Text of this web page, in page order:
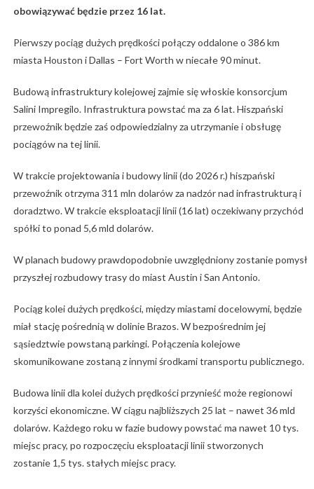
obowiązywać będzie przez 16 lat.
Pierwszy pociąg dużych prędkości połączy oddalone o 386 km
miasta Houston i Dallas – Fort Worth w niecałe 90 minut.
Budową infrastruktury kolejowej zajmie się włoskie konsorcjum
Salini Impregilo. Infrastruktura powstać ma za 6 lat. Hiszpański
przewoźnik będzie zaś odpowiedzialny za utrzymanie i obsługę
pociągów na tej linii.
W trakcie projektowania i budowy linii (do 2026 r.) hiszpański
przewoźnik otrzyma 311 mln dolarów za nadzór nad infrastrukturą i
doradztwo. W trakcie eksploatacji linii (16 lat) oczekiwany przychód
spółki to ponad 5,6 mld dolarów.
W planach budowy prawdopodobnie uwzględniony zostanie pomysł
przyszłej rozbudowy trasy do miast Austin i San Antonio.
Pociąg kolei dużych prędkości, między miastami docelowymi, będzie
miał stację pośrednią w dolinie Brazos. W bezpośrednim jej
sąsiedztwie powstaną parkingi. Połączenia kolejowe
skomunikowane zostaną z innymi środkami transportu publicznego.
Budowa linii dla kolei dużych prędkości przynieść może regionowi
korzyści ekonomiczne. W ciągu najbliższych 25 lat – nawet 36 mld
dolarów. Każdego roku w fazie budowy powstać ma nawet 10 tys.
miejsc pracy, po rozpoczęciu eksploatacji linii stworzonych
zostanie 1,5 tys. stałych miejsc pracy.